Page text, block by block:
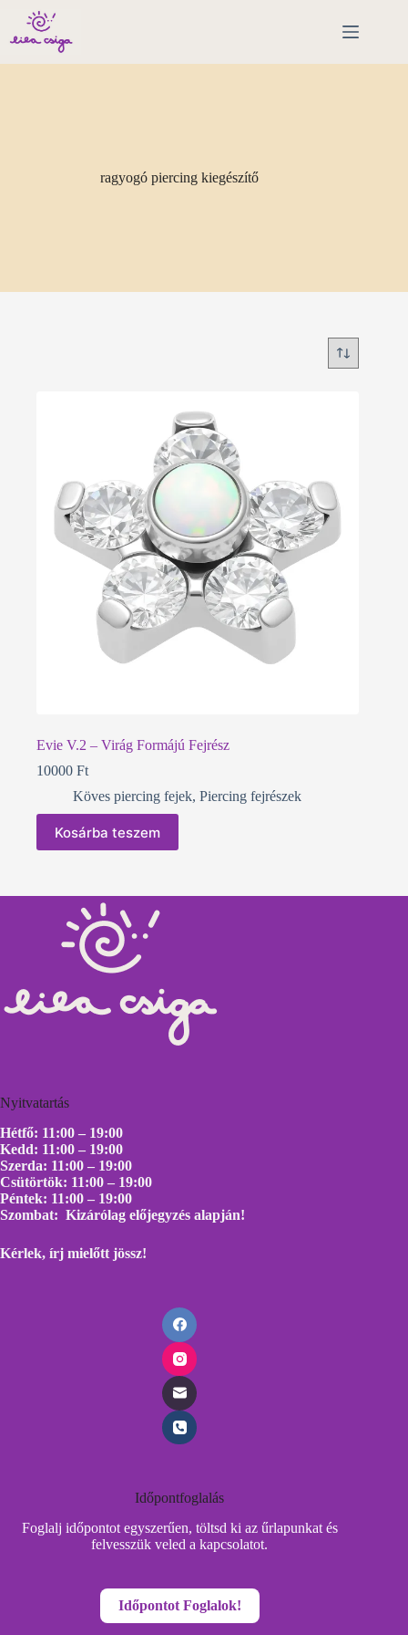
content
ragyogó piercing kiegészítő
Evie V.2 – Virág Formájú Fejrész
10000 Ft
Köves piercing fejek, Piercing fejrészek
Kosárba teszem
Nyitvatartás
Hétfő: 11:00 – 19:00
Kedd: 11:00 – 19:00
Szerda: 11:00 – 19:00
Csütörtök: 11:00 – 19:00
Péntek: 11:00 – 19:00
Szombat: Kizárólag előjegyzés alapján!
Kérlek, írj mielőtt jössz!
Időpontfoglalás
Foglalj időpontot egyszerűen, töltsd ki az űrlapunkat és
felvesszük veled a kapcsolatot.
Időpontot Foglalok!